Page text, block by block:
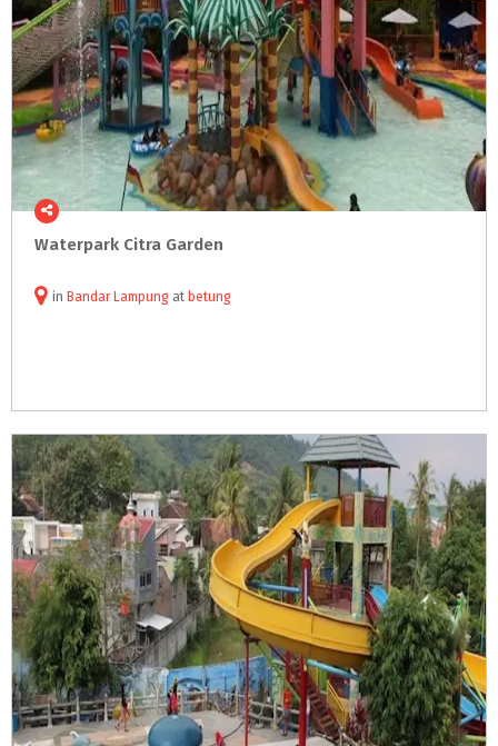
Waterpark Citra Garden
in Bandar Lampung at betung